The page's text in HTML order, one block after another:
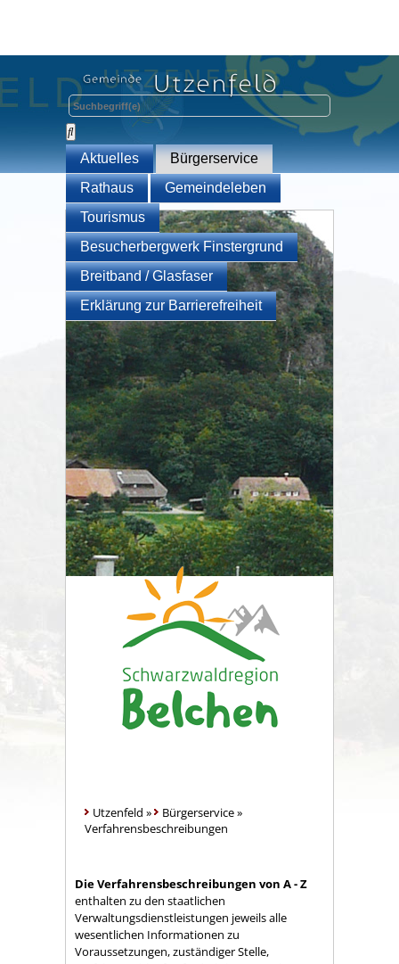
Aktuelles
Bürgerservice
Rathaus
Gemeindeleben
Tourismus
Besucherbergwerk Finstergrund
Breitband / Glasfaser
Erklärung zur Barrierefreiheit
Utzenfeld » Bürgerservice»
Verfahrensbeschreibungen
Die Verfahrensbeschreibungen von A - Z
enthalten zu den staatlichen
Verwaltungsdienstleistungen jeweils alle
wesentlichen Informationen zu
Voraussetzungen, zuständiger Stelle,